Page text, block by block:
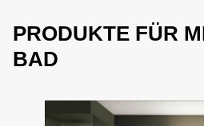
PRODUKTE FÜR
BAD